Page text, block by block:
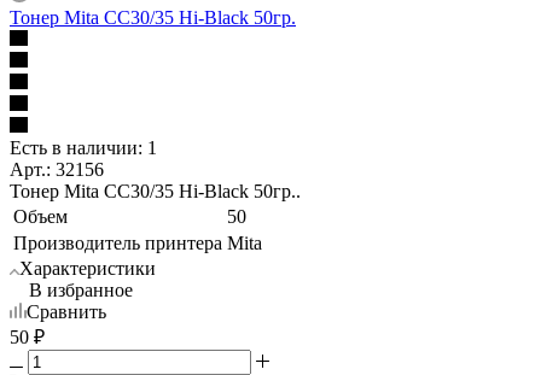
Тонер Mita CC30/35 Hi-Black 50гр.
Есть в наличии: 1
Арт.: 32156
Тонер Mita CC30/35 Hi-Black 50гр..
Объем
50
Производитель принтера Mita
Характеристики
В избранное
Сравнить
50 ₽